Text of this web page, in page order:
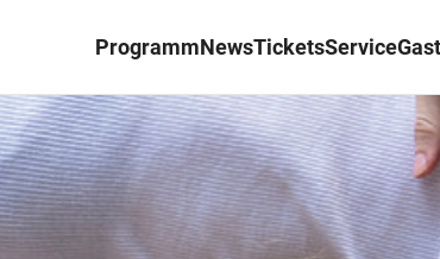
ProgrammNewsTicketsService
Suche